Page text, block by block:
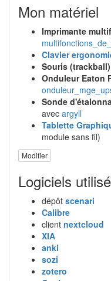
Mon matériel
Imprimante
Clavier
Souris
Onduleur Eaton
Sonde
avec argyll
Tablette
module sans fil)
Modifier
Logiciels
dépôt scenari
Calibre
client nextcloud
XIA
anki
sozi
zotero